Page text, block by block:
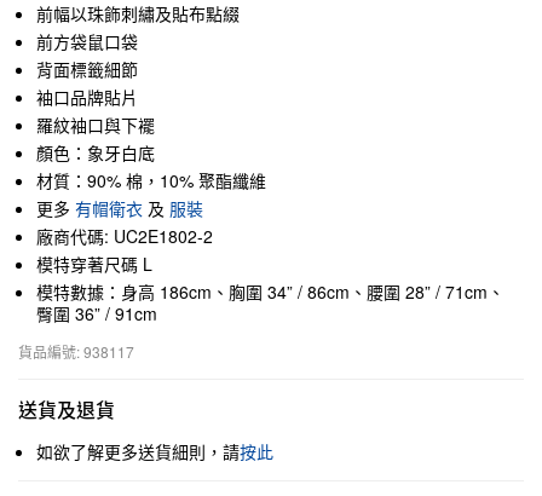
前幅以珠飾刺繡及貼布點綴
前方袋鼠口袋
背面標籤細節
袖口品牌貼片
羅紋袖口與下襬
顏色：象牙白底
材質：90% 棉，10% 聚酯纖維
更多 有帽衛衣 及 服裝
廠商代碼: UC2E1802-2
模特穿著尺碼 L
模特數據：身高 186cm、胸圍 34” / 86cm、腰圍 28” / 71cm、
臀圍 36” / 91cm
貨品編號: 938117
送貨及退貨
如欲了解更多送貨細則，請按此